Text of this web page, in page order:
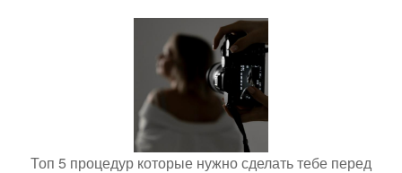
Топ 5 процедур которые нужно сделать тебе перед